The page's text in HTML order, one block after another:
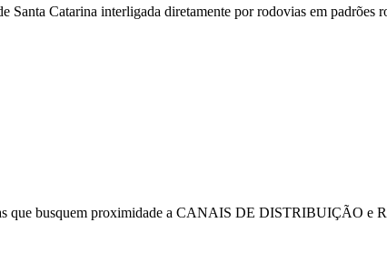
Catarina interligada diretamente por rodovias em padrões
que busquem proximidade a CANAIS DE DISTRIBUIÇÃO e